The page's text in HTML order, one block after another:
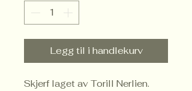
Legg til i handlekurv
Skjerf laget av Torill Nerlien.